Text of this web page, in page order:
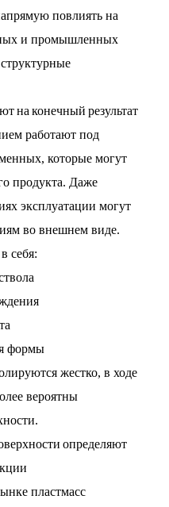
повлиять на
и промышленных
на конечный результат
работают под
которые могут
продукта. Даже
эксплуатации могут
во внешнем виде.
себя:
формы
жестко, в ходе
вероятны
определяют
пластмасс